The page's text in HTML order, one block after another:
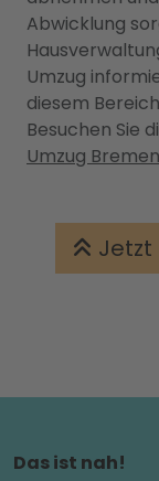
Abwicklung
Umzug
diesem
Besuchen Sie
Umzug Bremen
Jetzt
Das ist nah!